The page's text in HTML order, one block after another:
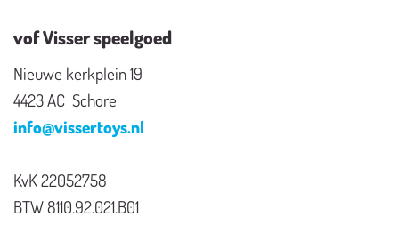
vof Visser speelgoed
Nieuwe kerkplein 19
4423 AC Schore
info@vissertoys.nl
KvK 22052758
BTW 8110.92.021.B01